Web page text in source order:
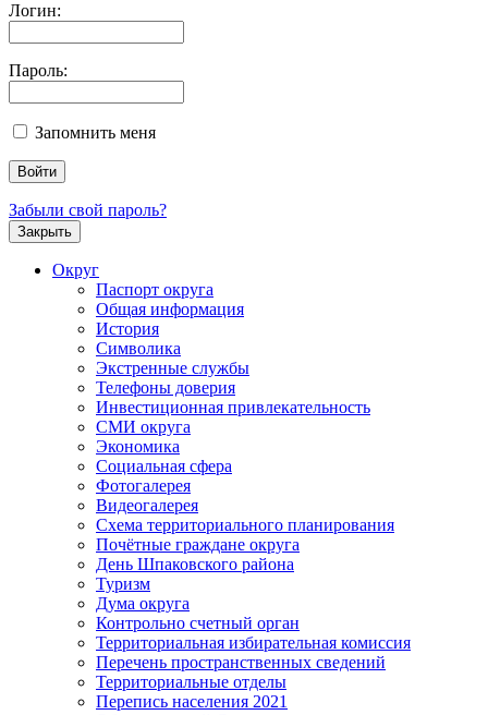
Логин:
Пароль:
Запомнить меня
Забыли свой пароль?
Закрыть
Округ
Паспорт округа
Общая информация
История
Символика
Экстренные службы
Телефоны доверия
Инвестиционная привлекательность
СМИ округа
Экономика
Социальная сфера
Фотогалерея
Видеогалерея
Схема территориального планирования
Почётные граждане округа
День Шпаковского района
Туризм
Дума округа
Контрольно счетный орган
Территориальная избирательная комиссия
Перечень пространственных сведений
Территориальные отделы
Перепись населения 2021